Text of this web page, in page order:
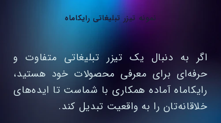
نمونه تیزر تبلیغاتی رایکاماه
اگر به دنبال یک تیزر تبلیغاتی متفاوت و
حرفه‌ای برای معرفی محصولات خود هستید،
رایکاماه آماده همکاری با شماست تا ایده‌های
خلاقانه‌تان را به واقعیت تبدیل کند.